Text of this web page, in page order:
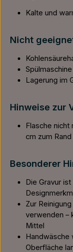
Kalte und
Nicht
Lagerung im
Hinweise zur
Flasche nicht
cm zum
Besonderer
Die Gravur
Zur
verwenden –
Mittel
Handwäsche
Oberfläche